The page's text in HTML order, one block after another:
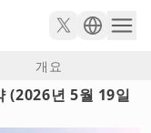
개요
(2026년 5월 19일